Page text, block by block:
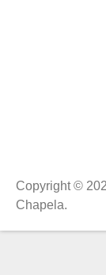
Copyright ©
Chapela.